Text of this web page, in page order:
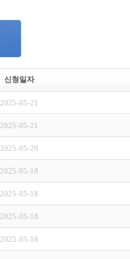
신청일자
2025-05-21
2025-05-21
2025-05-20
2025-05-18
2025-05-18
2025-05-18
2025-05-16